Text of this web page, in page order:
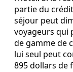
partie du
séjour peut
voyageurs qui
de gamme de
lui seul peut
895 dollars de